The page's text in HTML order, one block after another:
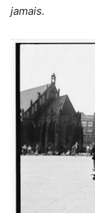
jamais.